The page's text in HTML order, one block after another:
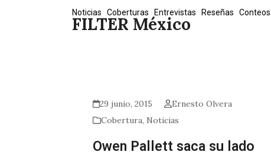
FILTER México
Noticias Coberturas Entrevistas Reseñas Conteos
29 junio, 2015
Ernesto Olvera
Cobertura, Noticias
Owen Pallett saca su lado